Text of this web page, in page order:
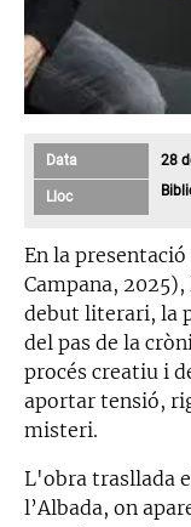
Data 28
Lloc
En la presentació
Campana, 2025),
debut literari, la
del pas de la
procés creatiu i
aportar tensió,
misteri.
L'obra trasllada
l’Albada, on